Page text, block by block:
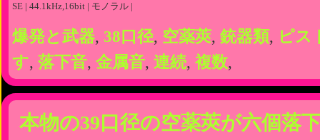
SE | 44.1kHz,16bit | モノラル |
爆発と武器, 38口径, 空薬莢, 銃器類, ピス
す, 落下音, 金属音, 連続, 複数,
本物の39口径の空薬莢が六個落